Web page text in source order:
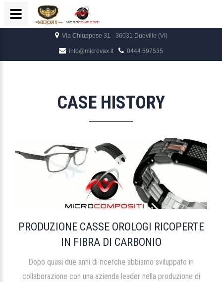
Via Chiuppese 31 - 36031 Dueville (VI)
info@microvax.it 0444 597535
CASE HISTORY
PRODUZIONE CASSE OROLOGI RICOPERTE
IN FIBRA DI CARBONIO
Dopo quasi due anni di ricerche abbiamo sviluppato in
collaborazione con una azienda leader nella produzione di